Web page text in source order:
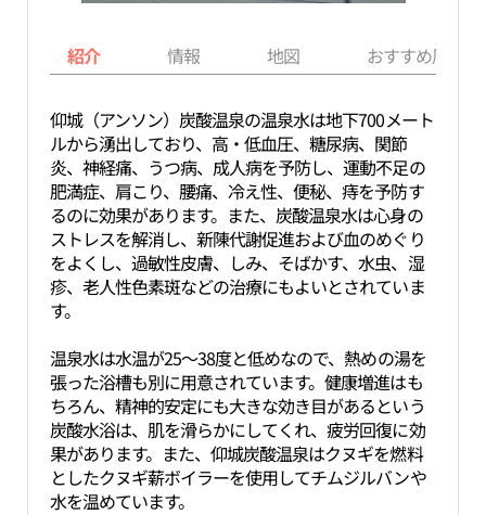
紹介 情報 地図 おすすめ周辺
仰城（アンソン）炭酸温泉の温泉水は地下700メート
ルから湧出しており、高・低血圧、糖尿病、関節
炎、神経痛、うつ病、成人病を予防し、運動不足の
肥満症、肩こり、腰痛、冷え性、便秘、痔を予防す
るのに効果があります。また、炭酸温泉水は心身の
ストレスを解消し、新陳代謝促進および血のめぐり
をよくし、過敏性皮膚、しみ、そばかす、水虫、湿
疹、老人性色素斑などの治療にもよいとされていま
す。
温泉水は水温が25～38度と低めなので、熱めの湯を
張った浴槽も別に用意されています。健康増進はも
ちろん、精神的安定にも大きな効き目があるという
炭酸水浴は、肌を滑らかにしてくれ、疲労回復に効
果があります。また、仰城炭酸温泉はクヌギを燃料
としたクヌギ薪ボイラーを使用してチムジルバンや
水を温めています。